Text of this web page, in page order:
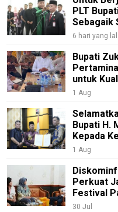
PLT
Sebagaik
6 hari yang
Bupati
untuk
1 Aug
Bupati H.
Kepada
1 Aug
Perkuat
Festival
30 Jul
Money
Real
Gadget
Guide
Cat
Food
Lifestyle
Review
Pinjol
SourceCode